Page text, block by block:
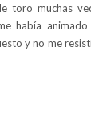
toro muchas
había
y no me